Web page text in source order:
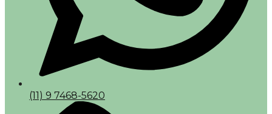
(11) 9 7468-5620